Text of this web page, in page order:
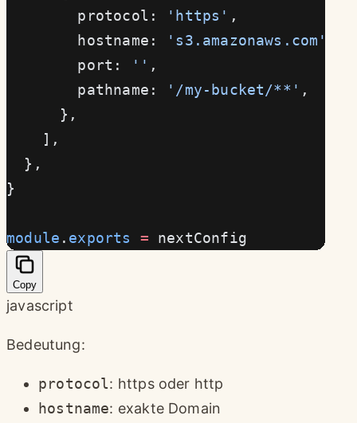
        protocol:
'https' ,
        hostname:
's3.amazonaws.com'
        port:
'' ,
        pathname:
'/my-bucket/**' ,
      },
    ],
  },
}
module . exports = nextConfig
Copy
javascript
Bedeutung:
protocol: https oder http
hostname: exakte Domain